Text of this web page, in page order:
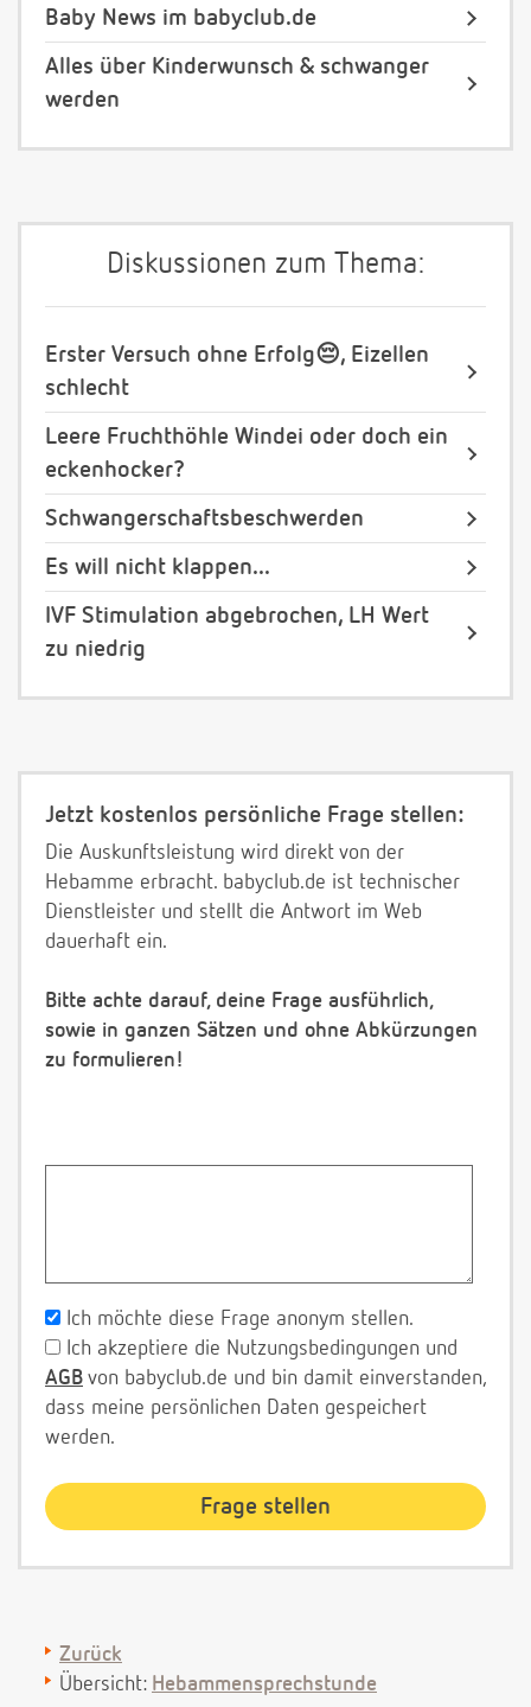
Baby News im babyclub.de
Alles über Kinderwunsch & schwanger
werden
Diskussionen zum Thema:
Erster Versuch ohne Erfolg😔, Eizellen
schlecht
Leere Fruchthöhle Windei oder doch ein
eckenhocker?
Schwangerschaftsbeschwerden
Es will nicht klappen...
IVF Stimulation abgebrochen, LH Wert
zu niedrig
Jetzt kostenlos persönliche Frage stellen:
Die Auskunftsleistung wird direkt von der
Hebamme erbracht. babyclub.de ist technischer
Dienstleister und stellt die Antwort im Web
dauerhaft ein.
Bitte achte darauf, deine Frage ausführlich,
sowie in ganzen Sätzen und ohne Abkürzungen
zu formulieren!
Ich möchte diese Frage anonym stellen.
Ich akzeptiere die Nutzungsbedingungen und
AGB von babyclub.de und bin damit einverstanden,
dass meine persönlichen Daten gespeichert
werden.
Zurück
Übersicht: Hebammensprechstunde